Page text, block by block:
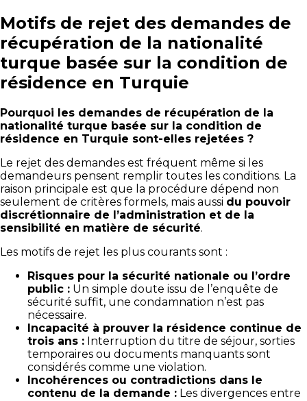
Motifs de rejet des demandes de
récupération de la nationalité
turque basée sur la condition de
résidence en Turquie
Pourquoi les demandes de récupération de la
nationalité turque basée sur la condition de
résidence en Turquie sont-elles rejetées ?
Le rejet des demandes est fréquent même si les
demandeurs pensent remplir toutes les conditions. La
raison principale est que la procédure dépend non
seulement de critères formels, mais aussi du pouvoir
discrétionnaire de l’administration et de la
sensibilité en matière de sécurité.
Les motifs de rejet les plus courants sont :
Risques pour la sécurité nationale ou l’ordre
public : Un simple doute issu de l’enquête de
sécurité suffit, une condamnation n’est pas
nécessaire.
Incapacité à prouver la résidence continue de
trois ans : Interruption du titre de séjour, sorties
temporaires ou documents manquants sont
considérés comme une violation.
Incohérences ou contradictions dans le
contenu de la demande : Les divergences entre